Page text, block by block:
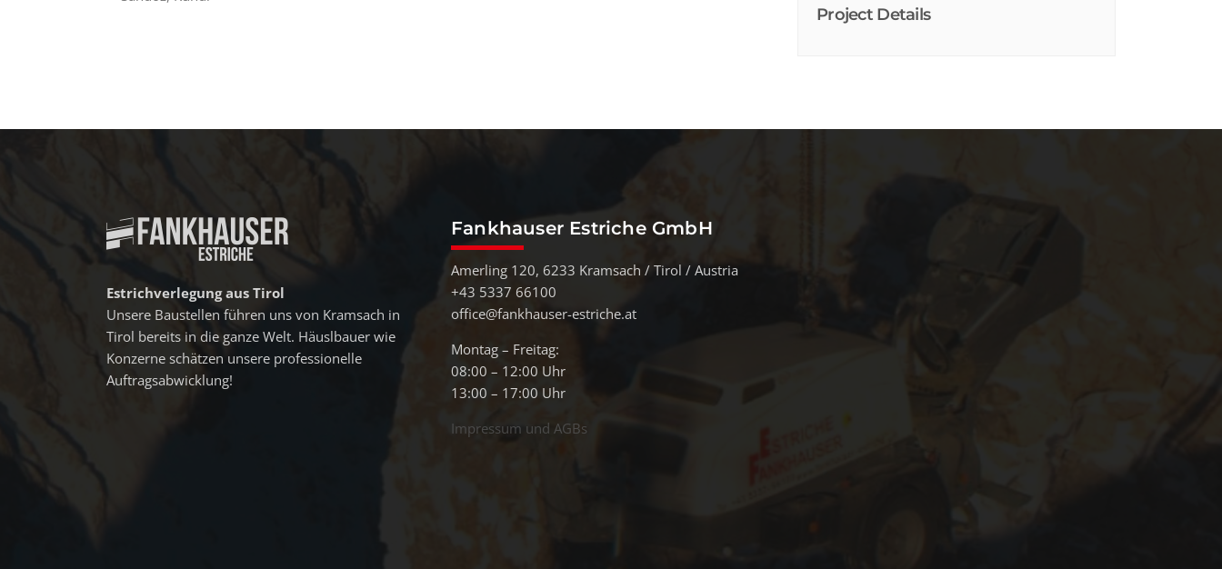
Project Details
Estrichverlegung aus Tirol
Unsere Baustellen führen uns von Kramsach in
Tirol bereits in die ganze Welt. Häuslbauer wie
Konzerne schätzen unsere professionelle
Auftragsabwicklung!
Fankhauser Estriche GmbH
Amerling 120, 6233 Kramsach / Tirol / Austria
+43 5337 66100
office@fankhauser-estriche.at
Montag – Freitag:
08:00 – 12:00 Uhr
13:00 – 17:00 Uhr
Impressum und AGBs